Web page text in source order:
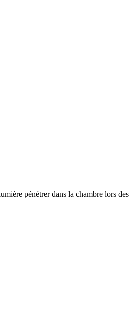
pénétrer dans la chambre lors des